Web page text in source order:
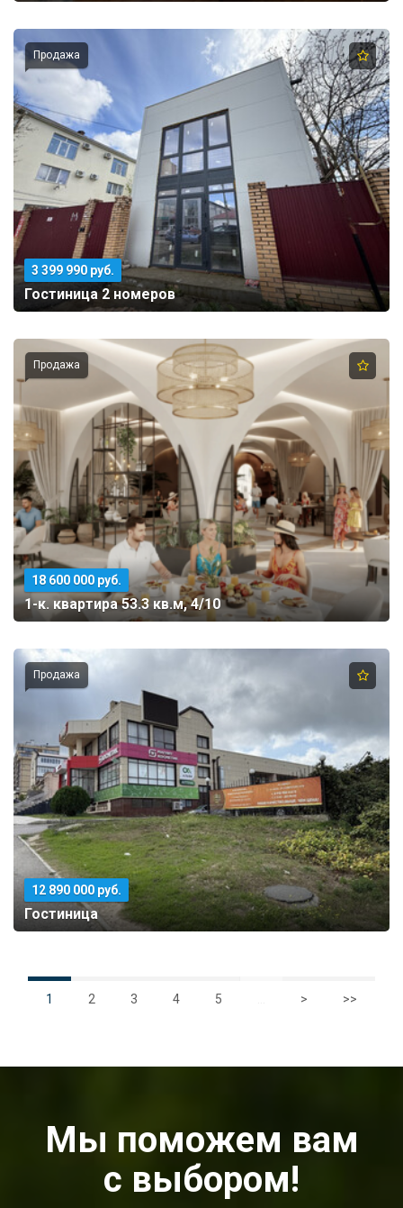
Продажа
3 399 990 руб.
Гостиница 2 номеров
Продажа
18 600 000 руб.
1-к. квартира 53.3 кв.м, 4/10
Продажа
12 890 000 руб.
Гостиница
1 2 3 4 5 > >>
Мы поможем вам
с выбором!